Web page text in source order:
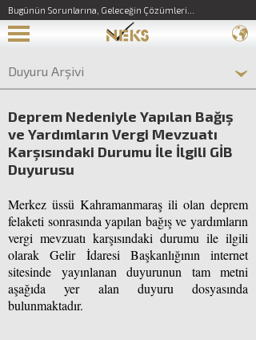
Bugünün Sorunlarına, Geleceğin Çözümleri...
Duyuru Arşivi
Deprem Nedeniyle Yapılan Bağış
ve Yardımların Vergi Mevzuatı
Karşısındaki Durumu İle İlgili GİB
Duyurusu
Merkez üssü Kahramanmaraş ili olan deprem
felaketi sonrasında yapılan bağış ve yardımların
vergi mevzuatı karşısındaki durumu ile ilgili
olarak Gelir İdaresi Başkanlığının internet
sitesinde yayınlanan duyurunun tam metni
aşağıda yer alan duyuru dosyasında
bulunmaktadır.